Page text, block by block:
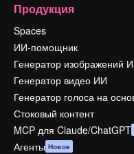
Продукция
Spaces
ИИ-помощник
Генератор изображений
Генератор видео ИИ
Генератор голоса на
Стоковый контент
MCP для Claude/ChatGPT
Агенты Новое